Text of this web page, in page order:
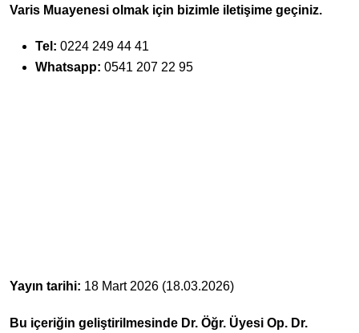
Varis Muayenesi olmak için bizimle iletişime geçiniz.
Tel: 0224 249 44 41
Whatsapp: 0541 207 22 95
Yayın tarihi: 18 Mart 2026 (18.03.2026)
Bu içeriğin geliştirilmesinde Dr. Öğr. Üyesi Op. Dr.